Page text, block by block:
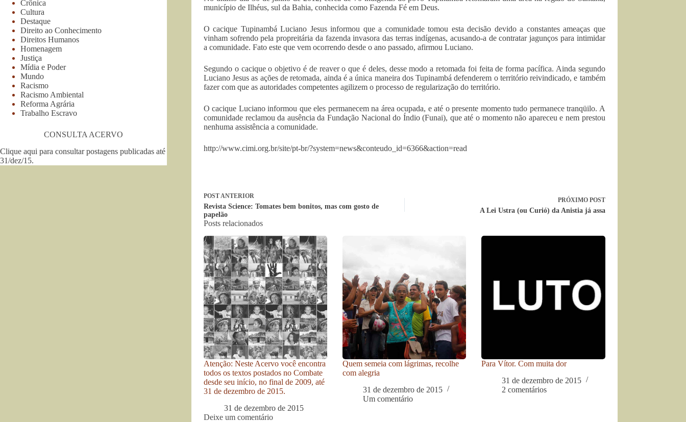
município de Ilhéus, sul da Bahia, conhecida como Fazenda Fé em Deus.
O cacique Tupinambá Luciano Jesus informou que a comunidade tomou esta decisão devido a constantes ameaças que
vinham sofrendo pela propreitária da fazenda invasora das terras indígenas, acusando-a de contratar jagunços para intimidar
a comunidade. Fato este que vem ocorrendo desde o ano passado, afirmou Luciano.
Segundo o cacique o objetivo é de reaver o que é deles, desse modo a retomada foi feita de forma pacífica. Ainda segundo
Luciano Jesus as ações de retomada, ainda é a única maneira dos Tupinambá defenderem o território reivindicado, e também
fazer com que as autoridades competentes agilizem o processo de regularização do território.
O cacique Luciano informou que eles permanecem na área ocupada, e até o presente momento tudo permanece tranqüilo. A
comunidade reclamou da ausência da Fundação Nacional do Índio (Funai), que até o momento não apareceu e nem prestou
nenhuma assistência a comunidade.
http://www.cimi.org.br/site/pt-br/?system=news&conteudo_id=6366&action=read
POSTANTERIOR
Revista Science: Tomates bem bonitos, mas com gosto de
papelão
PRÓXIMO POST
A Lei Ustra (ou Curió) da Anistia já assa
Posts relacionados
Atenção: Neste Acervo você encontra
todos os textos postados no Combate
desde seu início, no final de 2009, até
31 de dezembro de 2015.
31 de dezembro de 2015
Quem semeia com lágrimas, recolhe
com alegria
31 de dezembro de 2015
Um comentário
Para Vítor. Com muita dor
31 de dezembro de 2015
2 comentários
Deixe um comentário
Crônica
Cultura
Destaque
Direito ao Conhecimento
Direitos Humanos
Homenagem
Justiça
Mídia e Poder
Mundo
Racismo
Racismo Ambiental
Reforma Agrária
Trabalho Escravo
CONSULTA ACERVO
Clique aqui para consultar postagens publicadas até
31/dez/15.